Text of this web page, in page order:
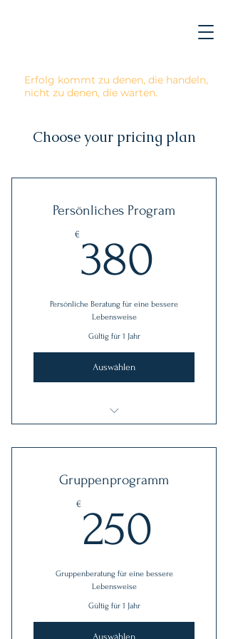
Erfolg kommt zu denen, die handeln,
nicht zu denen, die warten.
Choose your pricing plan
Persönliches Program
€ 380
Persönliche Beratung für eine bessere
Lebensweise
Gültig für 1 Jahr
Auswählen
Gruppenprogramm
€ 250
Gruppenberatung für eine bessere
Lebensweise
Gültig für 1 Jahr
Auswählen